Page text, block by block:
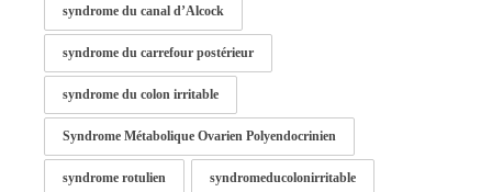
syndrome du canal d’Alcock
syndrome du carrefour postérieur
syndrome du colon irritable
Syndrome Métabolique Ovarien Polyendocrinien
syndrome rotulien syndromeducolonirritable